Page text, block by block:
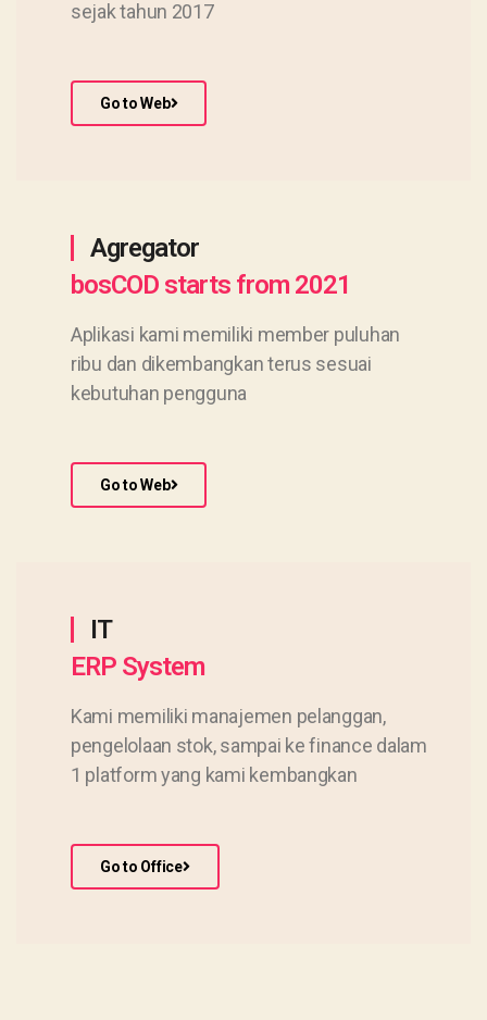
sejak tahun 2017
Go to Web
Agregator
bosCOD starts from 2021
Aplikasi kami memiliki member puluhan
ribu dan dikembangkan terus sesuai
kebutuhan pengguna
Go to Web
IT
ERP System
Kami memiliki manajemen pelanggan,
pengelolaan stok, sampai ke finance dalam
1 platform yang kami kembangkan
Go to Office